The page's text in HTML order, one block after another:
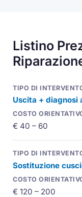
Listino
Uscita + diagnosi
€ 40 – 60
Sostituzione
€ 120 – 200